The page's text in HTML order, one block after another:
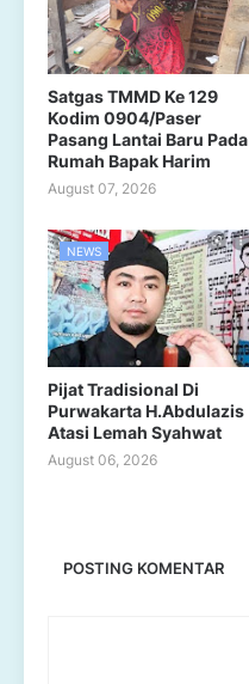
Satgas TMMD Ke 129
Kodim 0904/Paser
Pasang Lantai Baru Pada
Rumah Bapak Harim
August 07, 2026
NEWS
Pijat Tradisional Di
Purwakarta H.Abdulazis
Atasi Lemah Syahwat
August 06, 2026
POSTING KOMENTAR